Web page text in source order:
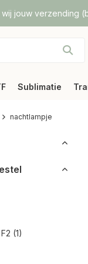
jouw verzending
Sublimatie
nachtlampje
(1)